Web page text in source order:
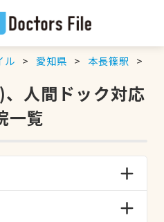
ル 愛知県 本長篠駅
人間ドック対応
一覧